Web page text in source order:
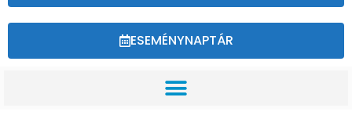
ESEMÉNYNAPTÁR